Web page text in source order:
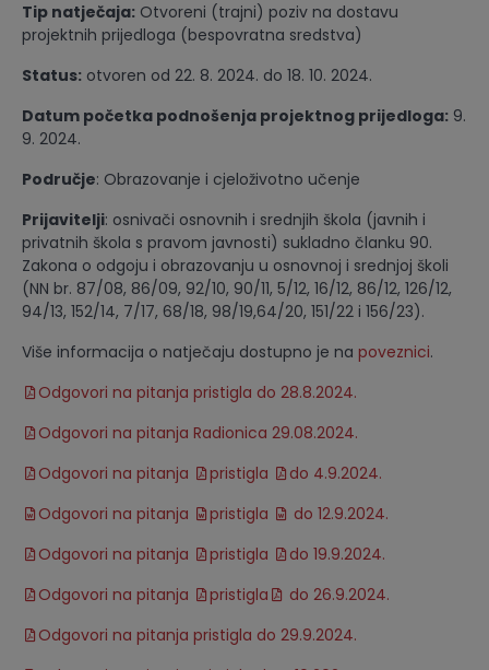
Tip natječaja: Otvoreni (trajni) poziv na dostavu
projektnih prijedloga (bespovratna sredstva)
Status: otvoren od 22. 8. 2024. do 18. 10. 2024.
Datum početka podnošenja projektnog prijedloga: 9.
9. 2024.
Područje: Obrazovanje i cjeloživotno učenje
Prijavitelji: osnivači osnovnih i srednjih škola (javnih i
privatnih škola s pravom javnosti) sukladno članku 90.
Zakona o odgoju i obrazovanju u osnovnoj i srednjoj školi
(NN br. 87/08, 86/09, 92/10, 90/11, 5/12, 16/12, 86/12, 126/12,
94/13, 152/14, 7/17, 68/18, 98/19,64/20, 151/22 i 156/23).
Više informacija o natječaju dostupno je na poveznici.
Odgovori na pitanja pristigla do 28.8.2024.
Odgovori na pitanja Radionica 29.08.2024.
Odgovori na pitanja
pristigla
do 4.9.2024.
Odgovori na pitanja
pristigla
do 12.9.2024.
Odgovori na pitanja
pristigla
do 19.9.2024.
Odgovori na pitanja
pristigla
do 26.9.2024.
Odgovori na pitanja pristigla do 29.9.2024.